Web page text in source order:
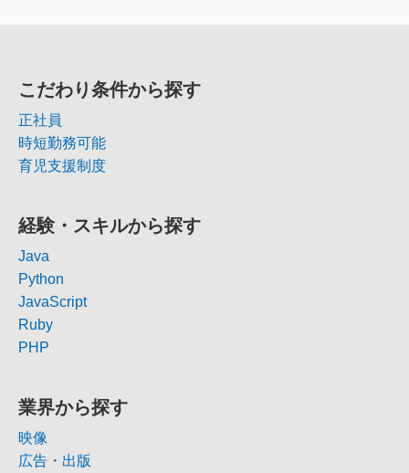
こだわり条件から探す
正社員
時短勤務可能
育児支援制度
経験・スキルから探す
Java
Python
JavaScript
Ruby
PHP
業界から探す
映像
広告・出版